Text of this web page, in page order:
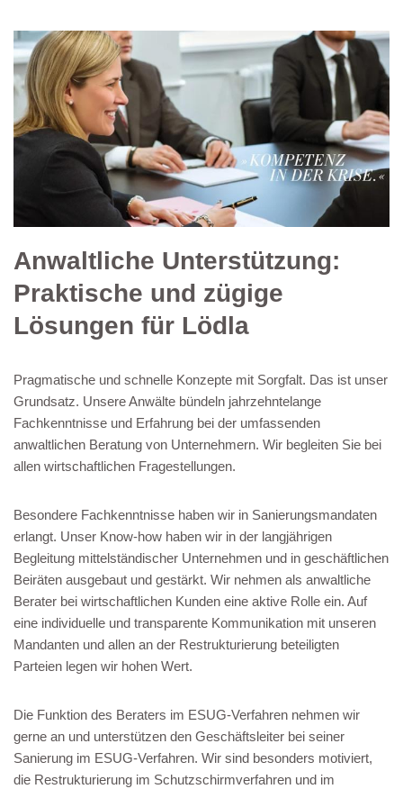
Anwaltliche Unterstützung:
Praktische und zügige
Lösungen für Lödla
Pragmatische und schnelle Konzepte mit Sorgfalt. Das ist unser
Grundsatz. Unsere Anwälte bündeln jahrzehntelange
Fachkenntnisse und Erfahrung bei der umfassenden
anwaltlichen Beratung von Unternehmern. Wir begleiten Sie bei
allen wirtschaftlichen Fragestellungen.
Besondere Fachkenntnisse haben wir in Sanierungsmandaten
erlangt. Unser Know-how haben wir in der langjährigen
Begleitung mittelständischer Unternehmen und in geschäftlichen
Beiräten ausgebaut und gestärkt. Wir nehmen als anwaltliche
Berater bei wirtschaftlichen Kunden eine aktive Rolle ein. Auf
eine individuelle und transparente Kommunikation mit unseren
Mandanten und allen an der Restrukturierung beteiligten
Parteien legen wir hohen Wert.
Die Funktion des Beraters im ESUG-Verfahren nehmen wir
gerne an und unterstützen den Geschäftsleiter bei seiner
Sanierung im ESUG-Verfahren. Wir sind besonders motiviert,
die Restrukturierung im Schutzschirmverfahren und im